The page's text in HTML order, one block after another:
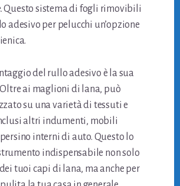
Questo sistema di fogli rimovibili
adesivo per pelucchi un’opzione
del rullo adesivo è la sua
ai maglioni di lana, può
su una varietà di tessuti e
altri indumenti, mobili
interni di auto. Questo lo
indispensabile non solo
tuoi capi di lana, ma anche per